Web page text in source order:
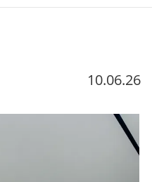
10.06.26